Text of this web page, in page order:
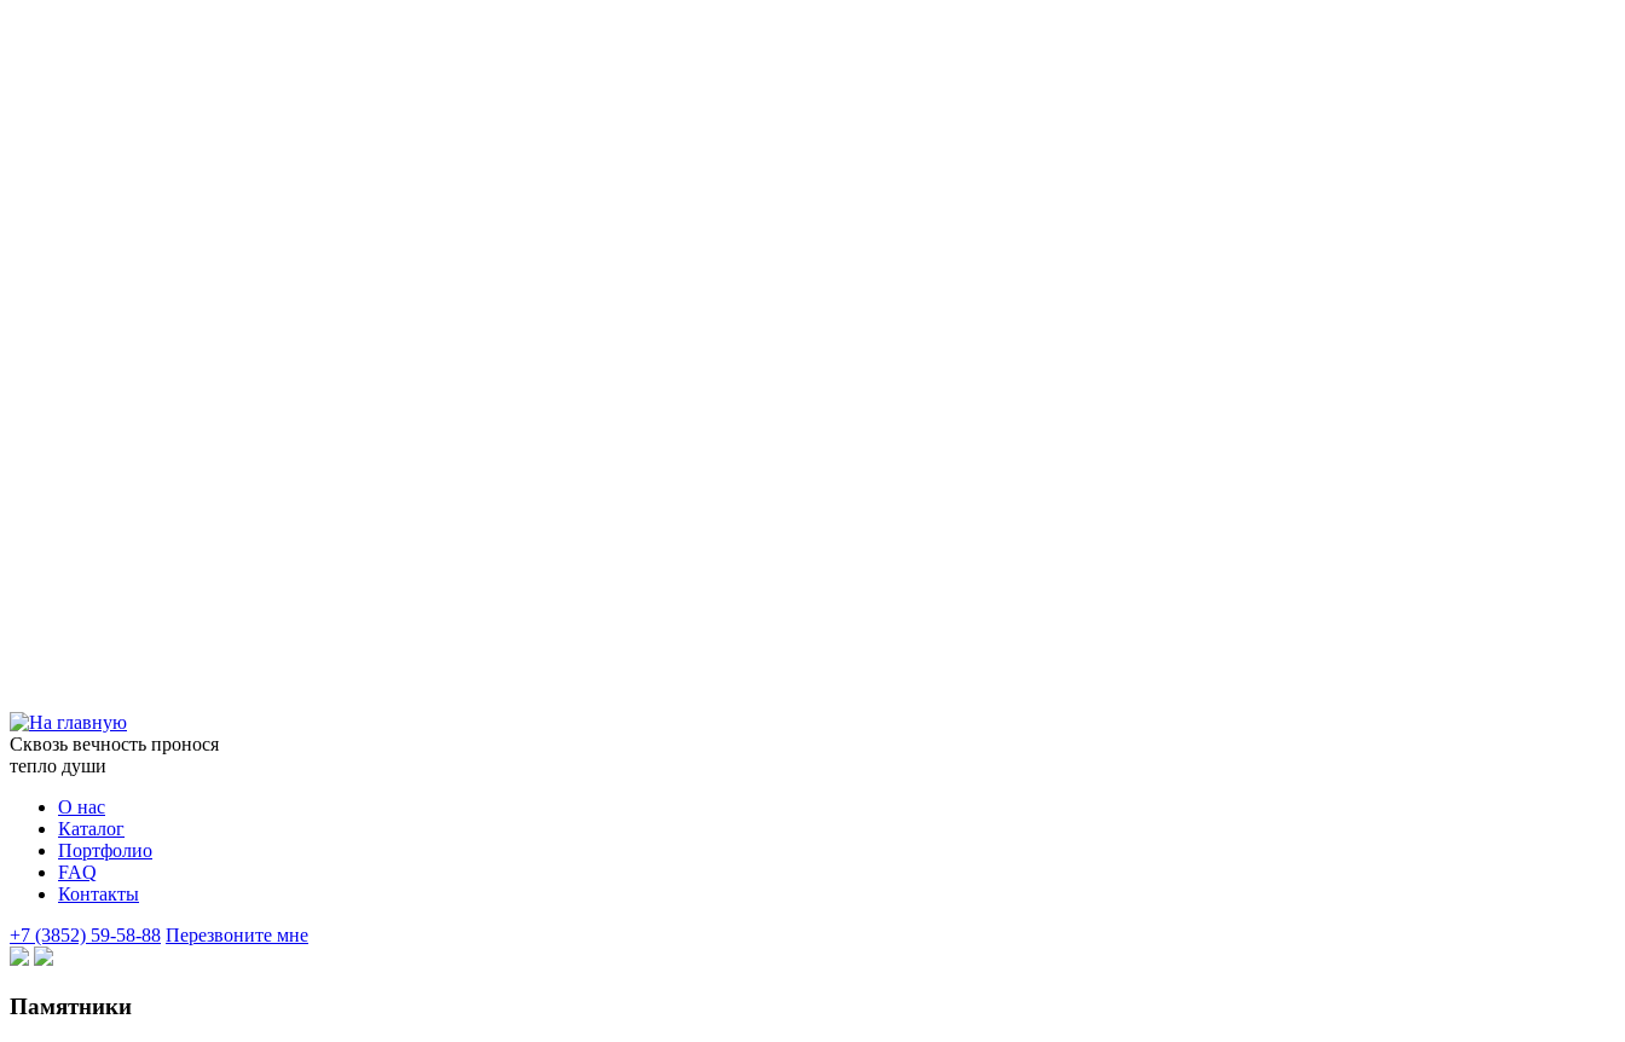
Сквозь вечность пронося
тепло души
О нас
Каталог
Портфолио
FAQ
Контакты
+7 (3852) 59-58-88 Перезвоните мне
Памятники